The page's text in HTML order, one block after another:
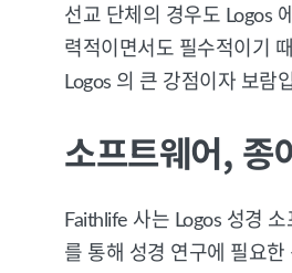
선교 단체의 경우도 Logos
력적이면서도 필수적이기
Logos 의 큰 강점이자 보람
소프트웨어, 종
Faithlife 사는 Logos 성경
를 통해 성경 연구에 필요